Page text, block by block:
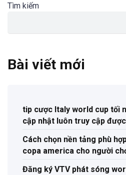
Tìm kiếm
Bài viết mới
tip cược Italy world cup tối
cập nhật luôn truy cập được
Cách chọn nền tảng phù
copa america cho người
Đăng ký VTV phát sóng